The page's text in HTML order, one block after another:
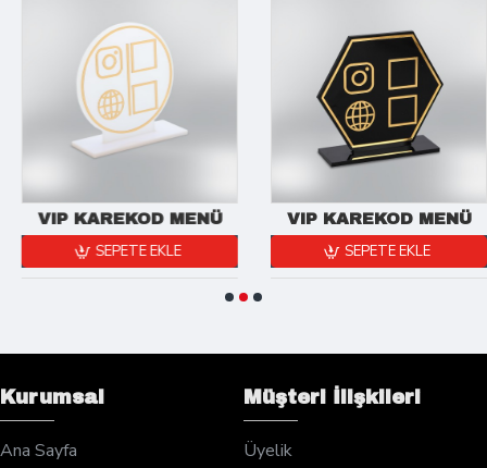
VIP KAREKOD MENÜ
SEPETE EKLE
VIP KAREKOD MENÜ
SEPETE EKLE
Kurumsal
Ana Sayfa
Müşteri İlişkileri
Üyelik